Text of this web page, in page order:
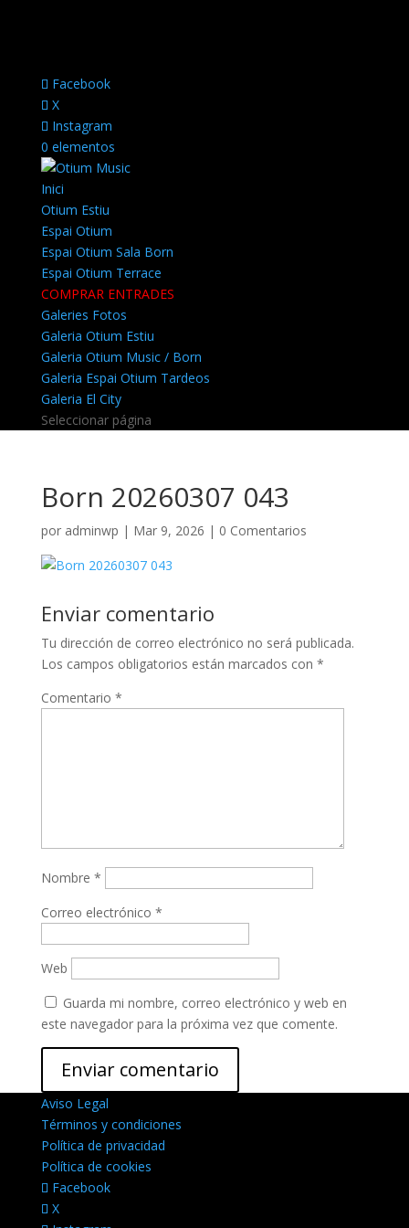
Facebook
X
Instagram
0 elementos
Inici
Otium Estiu
Espai Otium
Espai Otium Sala Born
Espai Otium Terrace
COMPRAR ENTRADES
Galeries Fotos
Galeria Otium Estiu
Galeria Otium Music / Born
Galeria Espai Otium Tardeos
Galeria El City
Seleccionar página
Born 20260307 043
por adminwp | Mar 9, 2026 | 0 Comentarios
Enviar comentario
Tu dirección de correo electrónico no será publicada.
Los campos obligatorios están marcados con *
Comentario *
Nombre *
Correo electrónico *
Web
Guarda mi nombre, correo electrónico y web en
este navegador para la próxima vez que comente.
Aviso Legal
Términos y condiciones
Política de privacidad
Política de cookies
Facebook
X